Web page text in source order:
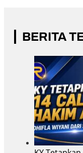
BERITA